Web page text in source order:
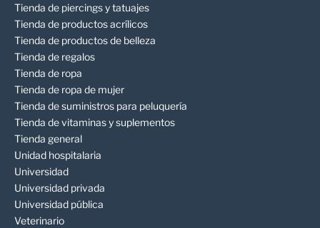
Tienda de piercings y tatuajes
Tienda de productos acrílicos
Tienda de productos de belleza
Tienda de regalos
Tienda de ropa
Tienda de ropa de mujer
Tienda de suministros para peluquería
Tienda de vitaminas y suplementos
Tienda general
Unidad hospitalaria
Universidad
Universidad privada
Universidad pública
Veterinario